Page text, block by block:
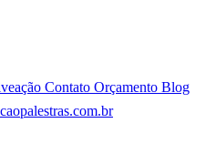
Contato Orçamento Blog